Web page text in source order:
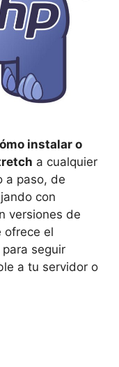
instalar o
a cualquier
a paso, de
con
versiones de
ofrece el
seguir
a tu servidor o